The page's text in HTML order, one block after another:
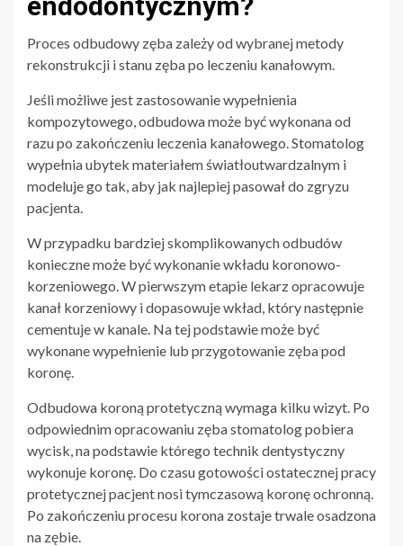
Proces odbudowy zęba zależy od wybranej metody
rekonstrukcji i stanu zęba po leczeniu kanałowym.
Jeśli możliwe jest zastosowanie wypełnienia
kompozytowego, odbudowa może być wykonana od
razu po zakończeniu leczenia kanałowego. Stomatolog
wypełnia ubytek materiałem światłoutwardzalnym i
modeluje go tak, aby jak najlepiej pasował do zgryzu
pacjenta.
W przypadku bardziej skomplikowanych odbudów
konieczne może być wykonanie wkładu koronowo-
korzeniowego. W pierwszym etapie lekarz opracowuje
kanał korzeniowy i dopasowuje wkład, który następnie
cementuje w kanale. Na tej podstawie może być
wykonane wypełnienie lub przygotowanie zęba pod
koronę.
Odbudowa koroną protetyczną wymaga kilku wizyt. Po
odpowiednim opracowaniu zęba stomatolog pobiera
wycisk, na podstawie którego technik dentystyczny
wykonuje koronę. Do czasu gotowości ostatecznej pracy
protetycznej pacjent nosi tymczasową koronę ochronną.
Po zakończeniu procesu korona zostaje trwale osadzona
na zębie.